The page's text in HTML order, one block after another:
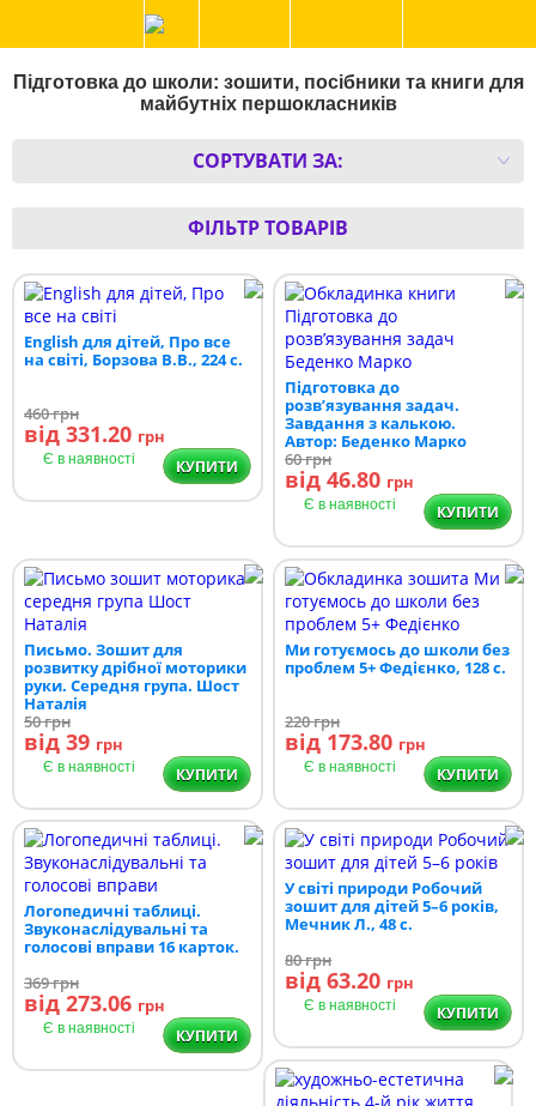
Підготовка до школи: зошити, посібники та книги для
майбутніх першокласників
СОРТУВАТИ ЗА:
ФІЛЬТР ТОВАРІВ
English для дітей, Про все
на світі, Борзова В.В., 224 с.
460грн
від 331.20 грн
Є в наявності КУПИТИ
Підготовка до
розв’язування задач.
Завдання з калькою.
Автор: Беденко Марко
60грн
від 46.80 грн
Є в наявності КУПИТИ
Письмо. Зошит для
розвитку дрібної моторики
руки. Середня група. Шост
Наталія
50грн
від 39 грн
Є в наявності КУПИТИ
Ми готуємось до школи без
проблем 5+ Федієнко, 128 с.
220грн
від 173.80 грн
Є в наявності КУПИТИ
Логопедичні таблиці.
Звуконаслідувальні та
голосові вправи 16 карток.
369грн
від 273.06 грн
Є в наявності КУПИТИ
У світі природи Робочий
зошит для дітей 5–6 років,
Мечник Л., 48 с.
80грн
від 63.20 грн
Є в наявності КУПИТИ